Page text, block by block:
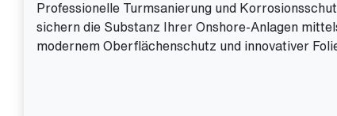
Professionelle Turmsanierung und
sichern die Substanz Ihrer Onshore-Anlagen
modernem Oberflächenschutz und innovativer